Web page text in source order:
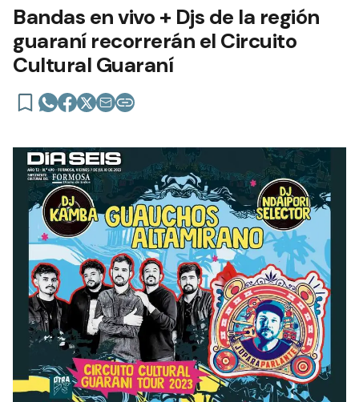
Bandas en vivo + Djs de la región
guaraní recorrerán el Circuito
Cultural Guaraní